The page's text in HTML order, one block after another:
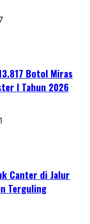
Botol Miras
I Tahun 2026
Canter di Jalur
Terguling